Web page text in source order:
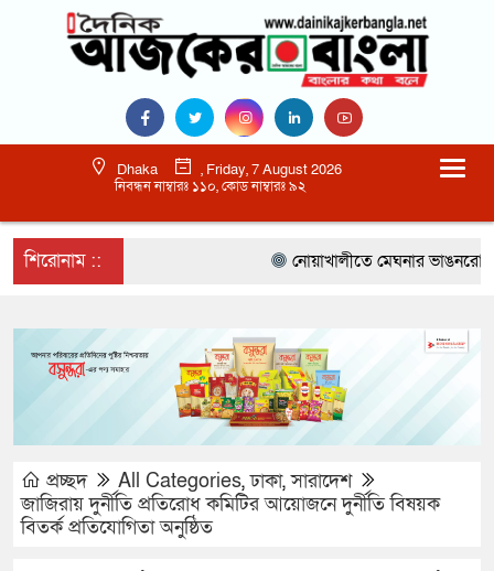
Dhaka
, Friday, 7 August 2026
নিবন্ধন নাম্বারঃ ১১০, কোড নাম্বারঃ ৯২
শিরোনাম :: নোয়াখালীতে মেঘনার ভাঙনরোধে
প্রচ্ছদ All Categories,ঢাকা,সারাদেশ
জাজিরায় দুর্নীতি প্রতিরোধ কমিটির আয়োজনে দুর্নীতি বিষয়ক
বিতর্ক প্রতিযোগিতা অনুষ্ঠিত